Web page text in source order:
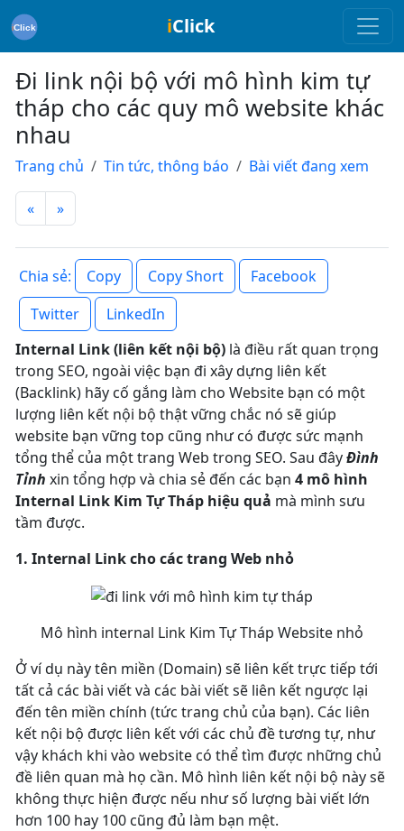
iClick
Đi link nội bộ với mô hình kim tự
tháp cho các quy mô website khác
nhau
Trang chủ Tin tức, thông báo Bài viết đang xem
« »
Chia sẻ: Copy Copy Short
Facebook
Twitter
LinkedIn
Internal Link (liên kết nội bộ) là điều rất quan trọng
trong SEO, ngoài việc bạn đi xây dựng liên kết
(Backlink) hãy cố gắng làm cho Website bạn có một
lượng liên kết nội bộ thật vững chắc nó sẽ giúp
website bạn vững top cũng như có được sức mạnh
tổng thể của một trang Web trong SEO. Sau đâyĐình
Tỉnh xin tổng hợp và chia sẻ đến các bạn 4 mô hình
Internal Link Kim Tự Tháp hiệu quả mà mình sưu
tầm được.
1. Internal Link cho các trang Web nhỏ
Mô hình internal Link Kim Tự Tháp Website nhỏ
Ở ví dụ này tên miền (Domain) sẽ liên kết trực tiếp tới
tất cả các bài viết và các bài viết sẽ liên kết ngược lại
đến tên miền chính (tức trang chủ của bạn). Các liên
kết nội bộ được liên kết với các chủ đề tương tự, như
vậy khách khi vào website có thể tìm được những chủ
đề liên quan mà họ cần. Mô hình liên kết nội bộ này sẽ
không thực hiện được nếu như số lượng bài viết lớn
hơn 100 hay 100 cũng đủ làm bạn mệt.